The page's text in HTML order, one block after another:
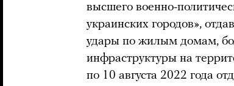
высшего военно-
украинских городов»,
удары по жилым домам,
инфраструктуры на
по 10 августа 2022 года